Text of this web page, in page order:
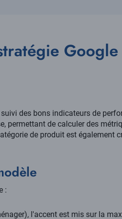
des bons indicateurs de
permettant de calculer des
de produit est également
:
l'accent est mis sur la